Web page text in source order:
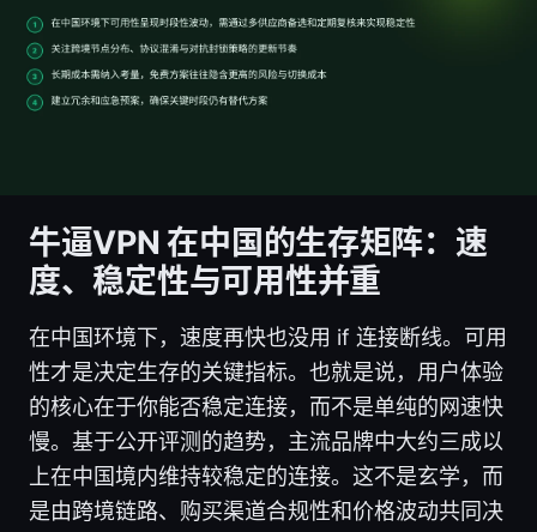
牛逼VPN 在中国的生存矩阵：速
度、稳定性与可用性并重
在中国环境下，速度再快也没用 if 连接断线。可用
性才是决定生存的关键指标。也就是说，用户体验
的核心在于你能否稳定连接，而不是单纯的网速快
慢。基于公开评测的趋势，主流品牌中大约三成以
上在中国境内维持较稳定的连接。这不是玄学，而
是由跨境链路、购买渠道合规性和价格波动共同决